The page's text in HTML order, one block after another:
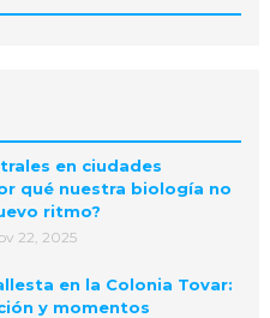
en ciudades
qué nuestra biología no
ritmo?
22, 2025
en la Colonia Tovar:
y momentos